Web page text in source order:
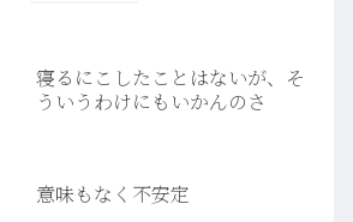
寝るにこしたことはないが、そ
ういうわけにもいかんのさ
意味もなく不安定